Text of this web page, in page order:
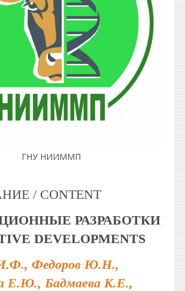
ГНУ НИИММП
/ CONTENT
РАЗРАБОТКИ
DEVELOPMENTS
Федоров Ю.Н.,
Е.Ю., Бадмаева К.Е.,